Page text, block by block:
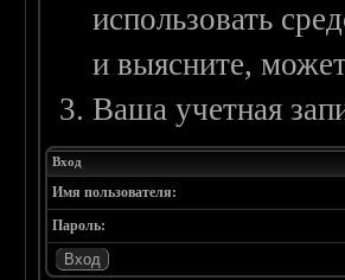
использовать
и выясните,
Ваша учетная
Вход
Имя пользователя:
Пароль: